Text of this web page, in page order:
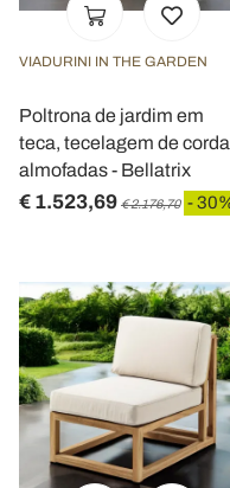
VIADURINI IN THE GARDEN
Poltrona de jardim em
teca, tecelagem de
almofadas - Bellatrix
€ 1.523,69 € 2.176,70 -